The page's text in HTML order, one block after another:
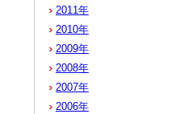
2011年
2010年
2009年
2008年
2007年
2006年